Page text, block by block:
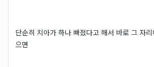
단순히 치아가 하나 빠졌다고 해서 바로 그 자
으면